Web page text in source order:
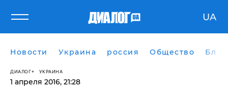
UA
Новости Украина россия Общество
ДИАЛОГ УКРАИНА
1 апреля 2016, 21:28